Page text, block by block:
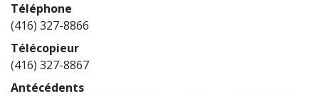
Téléphone
(416) 327-8866
Télécopieur
(416) 327-8867
Antécédents